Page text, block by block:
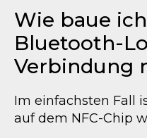
Wie baue
Bluetooth-
Verbindung
Im einfachsten Fall
auf dem NFC-Chip